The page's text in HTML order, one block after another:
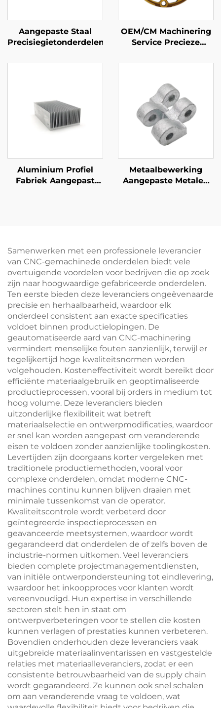
Aangepaste Staal
Precisiegietonderdelen
OEM/CM Machinering
Service Precieze
Fretwerk Machined
Afwerking
Aluminium Profiel
Fabriek Aangepast
Metaalbewerking
Aangepaste Metalen
Samenwerken met een professionele leverancier
van CNC-gemachinede onderdelen biedt vele
overtuigende voordelen voor bedrijven die op zoek
zijn naar hoogwaardige gefabriceerde onderdelen.
Ten eerste bieden deze leveranciers ongeëvenaarde
precisie en herhaalbaarheid, waardoor elk
onderdeel consistent aan exacte specificaties
voldoet binnen productielopingen. De
geautomatiseerde aard van CNC-machinering
vermindert menselijke fouten aanzienlijk, terwijl er
tegelijkertijd hoge kwaliteitsnormen worden
volgehouden. Kosteneffectiviteit wordt bereikt door
efficiënte materiaalgebruik en geoptimaliseerde
productieprocessen, vooral bij orders in medium tot
hoog volume. Deze leveranciers bieden
uitzonderlijke flexibiliteit wat betreft
materiaalselectie en ontwerpmodificaties, waardoor
er snel kan worden aangepast om veranderende
eisen te voldoen zonder aanzienlijke toolingkosten.
Levertijden zijn doorgaans korter vergeleken met
traditionele productiemethoden, vooral voor
complexe onderdelen, omdat moderne CNC-
machines continu kunnen blijven draaien met
minimale tussenkomst van de operator.
Kwaliteitscontrole wordt verbeterd door
geïntegreerde inspectieprocessen en
geavanceerde meetsystemen, waardoor wordt
gegarandeerd dat onderdelen de of zelfs boven de
industrie-normen uitkomen. Veel leveranciers
bieden complete projectmanagementdiensten,
van initiële ontwerpondersteuning tot eindlevering,
waardoor het inkoopproces voor klanten wordt
vereenvoudigd. Hun expertise in verschillende
sectoren stelt hen in staat om
ontwerpverbeteringen voor te stellen die kosten
kunnen verlagen of prestaties kunnen verbeteren.
Bovendien onderhouden deze leveranciers vaak
uitgebreide materiaalinventarissen en vastgestelde
relaties met materiaalleveranciers, zodat er een
consistente betrouwbaarheid van de supply chain
wordt gegarandeerd. Ze kunnen ook snel schalen
om aan veranderende vraag te voldoen, wat